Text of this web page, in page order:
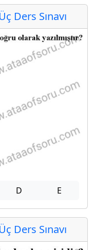
Ders Sınavı
D E
Ders Sınavı